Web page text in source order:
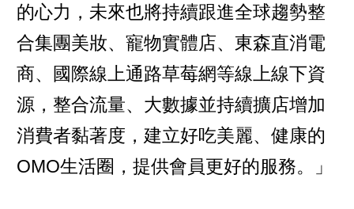
的心力，未來也將持續跟進全球趨勢整
合集團美妝、寵物實體店、東森直消電
商、國際線上通路草莓網等線上線下資
源，整合流量、大數據並持續擴店增加
消費者黏著度，建立好吃美麗、健康的
OMO生活圈，提供會員更好的服務。」